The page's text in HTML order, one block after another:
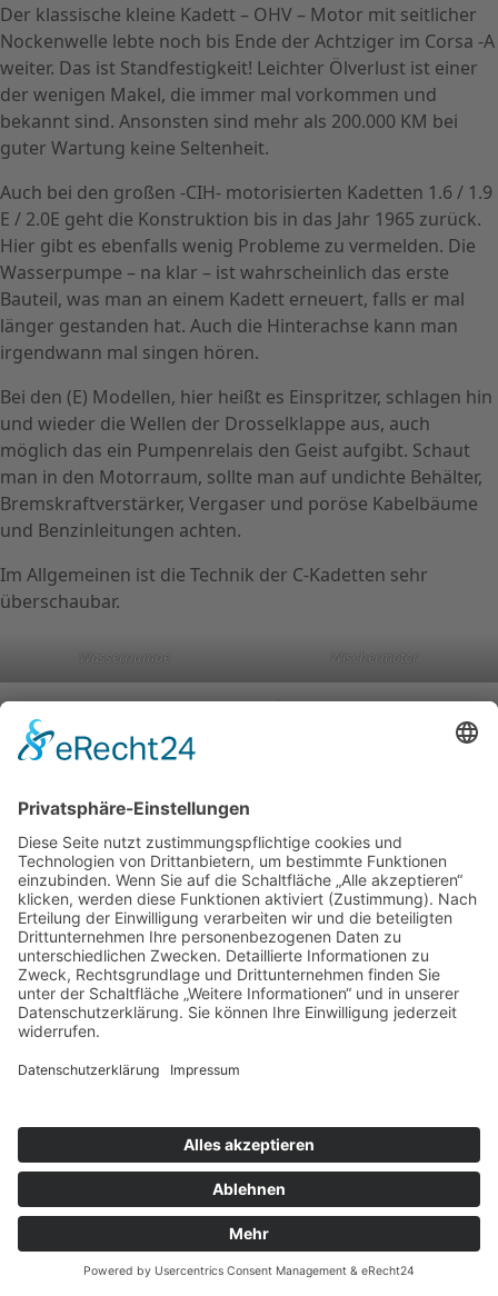
Der klassische kleine Kadett – OHV – Motor mit seitlicher
Nockenwelle lebte noch bis Ende der Achtziger im Corsa -A
weiter. Das ist Standfestigkeit! Leichter Ölverlust ist einer
der wenigen Makel, die immer mal vorkommen und
bekannt sind. Ansonsten sind mehr als 200.000 KM bei
guter Wartung keine Seltenheit.
Auch bei den großen -CIH- motorisierten Kadetten 1.6 / 1.9
E / 2.0E geht die Konstruktion bis in das Jahr 1965 zurück.
Hier gibt es ebenfalls wenig Probleme zu vermelden. Die
Wasserpumpe – na klar – ist wahrscheinlich das erste
Bauteil, was man an einem Kadett erneuert, falls er mal
länger gestanden hat. Auch die Hinterachse kann man
irgendwann mal singen hören.
Bei den (E) Modellen, hier heißt es Einspritzer, schlagen hin
und wieder die Wellen der Drosselklappe aus, auch
möglich das ein Pumpenrelais den Geist aufgibt. Schaut
man in den Motorraum, sollte man auf undichte Behälter,
Bremskraftverstärker, Vergaser und poröse Kabelbäume
und Benzinleitungen achten.
Im Allgemeinen ist die Technik der C-Kadetten sehr
überschaubar.
Wasserpumpe Wischermotor
Zündverteiler und Ölmessstab
Marktlage und Preise
Die Preisentwicklung bei den Kadett C Modellen tendiert
seit einiger Zeit eindeutig nach oben. So sind die Preise in
den letzten 10 Jahren im Schnitt um rund 12 %/Jahr
gestiegen. Ein karger Kadett 1000 als 2-Türer notierte Ende
2022 mit 7.800/2.400 € (Zustand 2/4), eine 4-türige 1,2 S
Limousine liegt mit 8.600 €/2.800 € etwas darüber. Generell
sind Coupé, Caravan und auch der City deutlich teurer als
die Limousinen. Der City als 1,2S kostet mit 8.700€/2.900 €
nur geringfügig mehr als der vergleichbare 4-Türer, die
€zu Buche, der 1,2 S Caravan liegt mit 10.200 €/3.500 €
Kadett GT/E egal ob in gelb/weiß oder in schwarz/gelb sind
besonders begehrt. Frühe GT/E bis 1977 erreichen 28.000
€/10.500 €, GT/E 2 nur wenige hundert Euro darunter.
Dabei sind Kadett Aero und Rallye ähnlich attraktiv, aber
auch ähnlich teuer. Für einen Rallye 2,0E sollte man